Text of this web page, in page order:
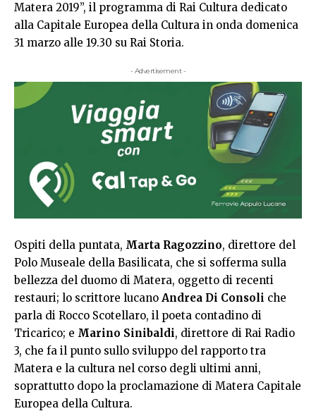
Matera 2019”, il programma di Rai Cultura dedicato
alla Capitale Europea della Cultura in onda domenica
31 marzo alle 19.30 su Rai Storia.
- Advertisement -
Ospiti della puntata, Marta Ragozzino, direttore del
Polo Museale della Basilicata, che si sofferma sulla
bellezza del duomo di Matera, oggetto di recenti
restauri; lo scrittore lucano Andrea Di Consoli che
parla di Rocco Scotellaro, il poeta contadino di
Tricarico; e Marino Sinibaldi, direttore di Rai Radio
3, che fa il punto sullo sviluppo del rapporto tra
Matera e la cultura nel corso degli ultimi anni,
soprattutto dopo la proclamazione di Matera Capitale
Europea della Cultura.